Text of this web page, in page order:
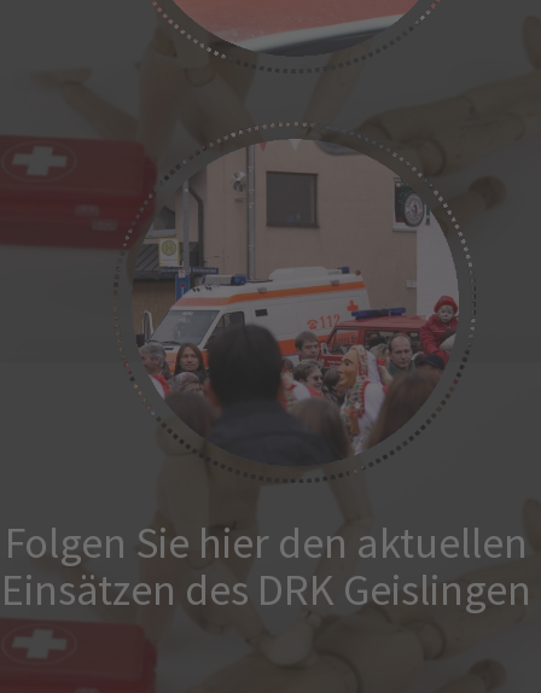
Folgen Sie hier den aktuellen
Einsätzen des DRK Geislingen